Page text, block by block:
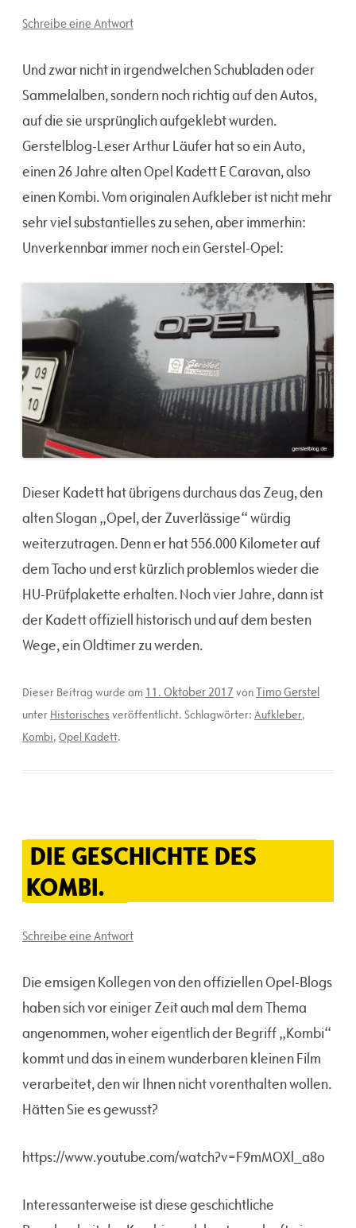
Schreibe eine Antwort
Und zwar nicht in irgendwelchen Schubladen oder
Sammelalben, sondern noch richtig auf den Autos,
auf die sie ursprünglich aufgeklebt wurden.
Gerstelblog-Leser Arthur Läufer hat so ein Auto,
einen 26 Jahre alten Opel Kadett E Caravan, also
einen Kombi. Vom originalen Aufkleber ist nicht mehr
sehr viel substantielles zu sehen, aber immerhin:
Unverkennbar immer noch ein Gerstel-Opel:
Dieser Kadett hat übrigens durchaus das Zeug, den
alten Slogan „Opel, der Zuverlässige“ würdig
weiterzutragen. Denn er hat 556.000 Kilometer auf
dem Tacho und erst kürzlich problemlos wieder die
HU-Prüfplakette erhalten. Noch vier Jahre, dann ist
der Kadett offiziell historisch und auf dem besten
Wege, ein Oldtimer zu werden.
Dieser Beitrag wurde am 11. Oktober 2017 vonTimo Gerstel
unter Historisches veröffentlicht. Schlagwörter: Aufkleber,
Kombi, Opel Kadett.
DIE GESCHICHTE DES
KOMBI.
Schreibe eine Antwort
Die emsigen Kollegen von den offiziellen Opel-Blogs
haben sich vor einiger Zeit auch mal dem Thema
angenommen, woher eigentlich der Begriff „Kombi“
kommt und das in einem wunderbaren kleinen Film
verarbeitet, den wir Ihnen nicht vorenthalten wollen.
Hätten Sie es gewusst?
https://www.youtube.com/watch?v=F9mMOXl_a8o
Interessanterweise ist diese geschichtliche